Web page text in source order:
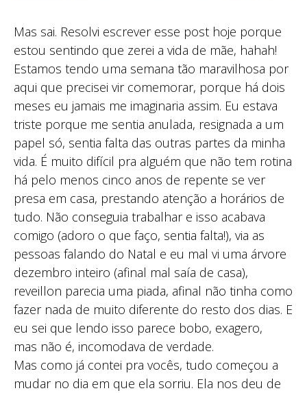
Mas sai. Resolvi escrever esse post hoje porque
estou sentindo que zerei a vida de mãe, hahah!
Estamos tendo uma semana tão maravilhosa por
aqui que precisei vir comemorar, porque há dois
meses eu jamais me imaginaria assim. Eu estava
triste porque me sentia anulada, resignada a um
papel só, sentia falta das outras partes da minha
vida. É muito difícil pra alguém que não tem rotina
há pelo menos cinco anos de repente se ver
presa em casa, prestando atenção a horários de
tudo. Não conseguia trabalhar e isso acabava
comigo (adoro o que faço, sentia falta!), via as
pessoas falando do Natal e eu mal vi uma árvore
dezembro inteiro (afinal mal saía de casa),
reveillon parecia uma piada, afinal não tinha como
fazer nada de muito diferente do resto dos dias. E
eu sei que lendo isso parece bobo, exagero,
mas não é, incomodava de verdade.
Mas como já contei pra vocês, tudo começou a
mudar no dia em que ela sorriu. Ela nos deu de